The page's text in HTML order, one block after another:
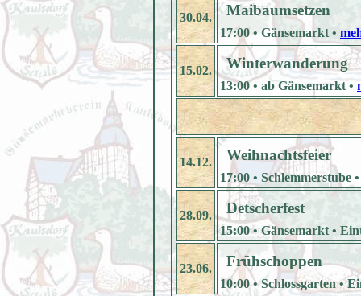
30.04. Maibaumsetzen
17:00 • Gänsemarkt •
15.02. Winterwanderung
13:00 • ab Gänsemarkt •
14.12. Weihnachtsfeier
17:00 • Schlemmerstube
28.09. Detscherfest
15:00 • Gänsemarkt •
23.06. Frühschoppen
10:00 • Schlossgarten •